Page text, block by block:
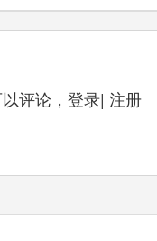
评论， 登录| 注册